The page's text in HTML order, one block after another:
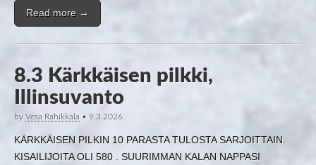
Read more →
8.3 Kärkkäisen pilkki,
Illinsuvanto
by Vesa Rahikkala • 9.3.2026
KÄRKKÄISEN PILKIN 10 PARASTA TULOSTA SARJOITTAIN.
KISAILIJOITA OLI 580 . SUURIMMAN KALAN NAPPASI